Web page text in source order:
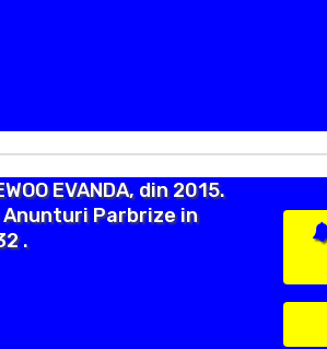
EVANDA, din 2015.
Parbrize in
.